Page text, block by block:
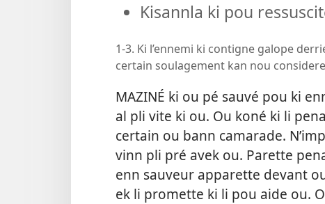
Kisannla ki pou
1-3. Ki l’ennemi ki contigne galope
certain soulagement kan nou
MAZINÉ ki ou pé sauvé pou ki
al pli vite ki ou. Ou koné ki li
certain ou bann camarade.
vinn pli pré avek ou. Parette
enn sauveur apparette devant
ek li promette ki li pou aide ou.